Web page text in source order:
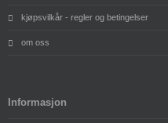
kjøpsvilkår - regler og betingelser
om oss
Informasjon